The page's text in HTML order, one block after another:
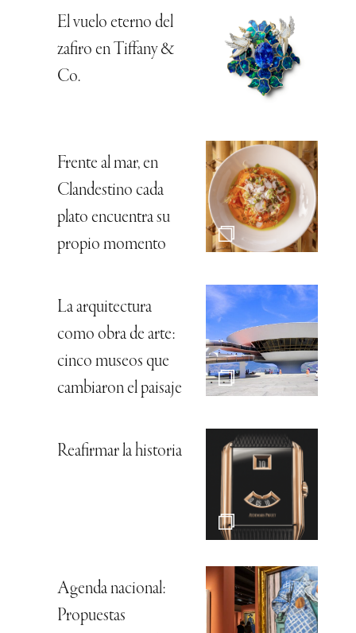
El vuelo eterno del
zafiro en Tiffany &
Co.
Frente al mar, en
Clandestino cada
plato encuentra su
propio momento
La arquitectura
como obra de arte:
cinco museos que
cambiaron el paisaje
Reafirmar la historia
Agenda nacional:
Propuestas